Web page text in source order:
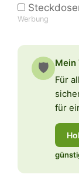
Werbung
🛡️
Mein
Für
für